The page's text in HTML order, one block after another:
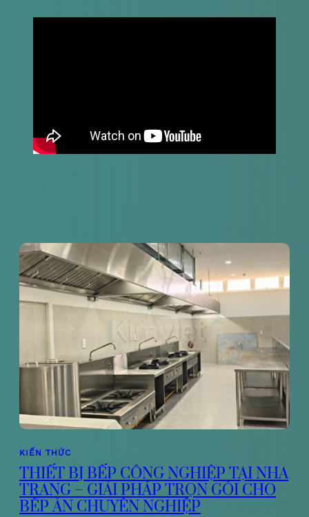
KIẾN THỨC
THIẾT BỊ BẾP CÔNG NGHIỆP TẠI NHA
TRANG – GIẢI PHÁP TRỌN GÓI CHO
BẾP ĂN CHUYÊN NGHIỆP